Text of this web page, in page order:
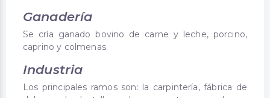
Ganadería
Se cría ganado bovino de carne y leche, porcino,
caprino y colmenas.
Industria
Los principales ramos son: la carpintería, fábrica de